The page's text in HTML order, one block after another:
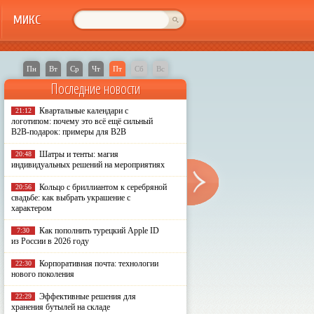
МИКС
Пн Вт Ср Чт Пт Сб Вс
Последние новости
21:12
Квартальные календари с
логотипом: почему это всё ещё сильный
B2B-подарок: примеры для B2B
20:48
Шатры и тенты: магия
индивидуальных решений на мероприятиях
20:56
Кольцо с бриллиантом к серебряной
свадьбе: как выбрать украшение с
характером
7:30
Как пополнить турецкий Apple ID
из России в 2026 году
22:30
Корпоративная почта: технологии
нового поколения
22:29
Эффективные решения для
хранения бутылей на складе